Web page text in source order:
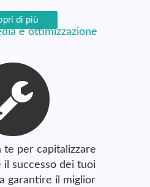
di più
e ottimizzazione
te per capitalizzare
il successo dei tuoi
garantire il miglior